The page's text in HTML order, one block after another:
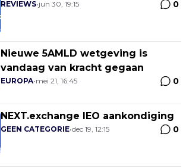
REVIEWS•jun 30, 19:15 0
Nieuwe 5AMLD wetgeving is
vandaag van kracht gegaan
EUROPA•mei 21, 16:45 0
NEXT.exchange IEO aankondiging
GEEN CATEGORIE•dec 19, 12:15 0